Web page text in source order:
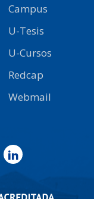
Campus
U-Tesis
U-Cursos
Redcap
Webmail